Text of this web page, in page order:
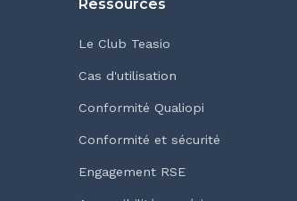
Ressources
Le Club Teasio
Cas d'utilisation
Conformité Qualiopi
Conformité et sécurité
Engagement RSE